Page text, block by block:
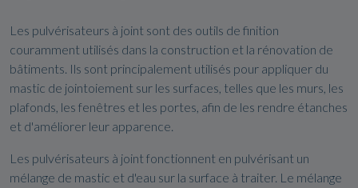
Les pulvérisateurs à joint sont des outils de finition
couramment utilisés dans la construction et la rénovation de
bâtiments. Ils sont principalement utilisés pour appliquer du
mastic de jointoiement sur les surfaces, telles que les murs, les
plafonds, les fenêtres et les portes, afin de les rendre étanches
et d'améliorer leur apparence.
Les pulvérisateurs à joint fonctionnent en pulvérisant un
mélange de mastic et d'eau sur la surface à traiter. Le mélange